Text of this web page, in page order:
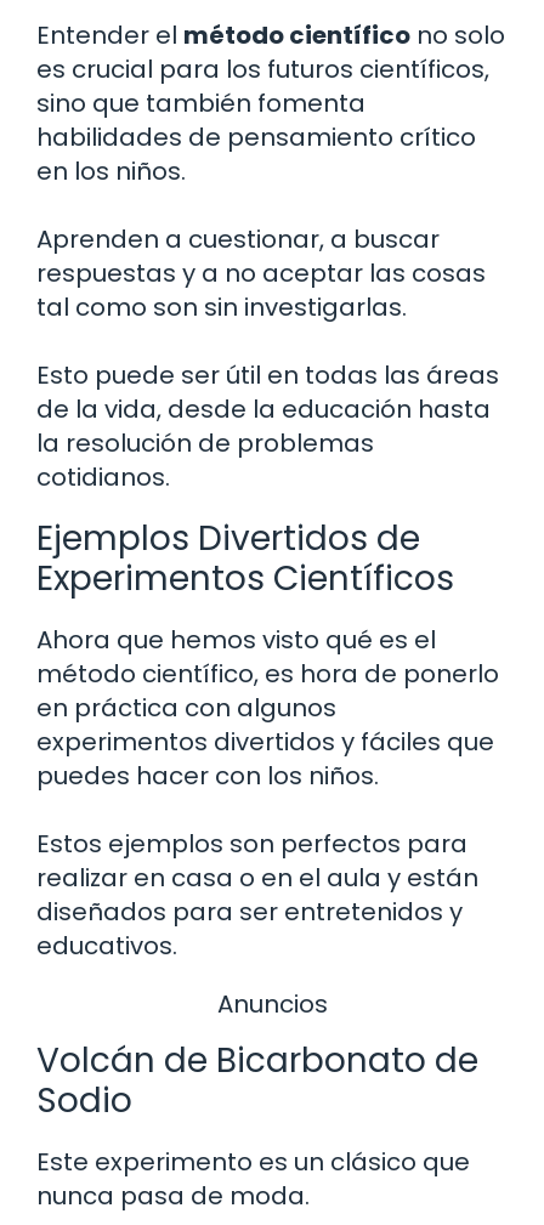
Entender el método científico no solo
es crucial para los futuros científicos,
sino que también fomenta
habilidades de pensamiento crítico
en los niños.
Aprenden a cuestionar, a buscar
respuestas y a no aceptar las cosas
tal como son sin investigarlas.
Esto puede ser útil en todas las áreas
de la vida, desde la educación hasta
la resolución de problemas
cotidianos.
Ejemplos Divertidos de
Experimentos Científicos
Ahora que hemos visto qué es el
método científico, es hora de ponerlo
en práctica con algunos
experimentos divertidos y fáciles que
puedes hacer con los niños.
Estos ejemplos son perfectos para
realizar en casa o en el aula y están
diseñados para ser entretenidos y
educativos.
Anuncios
Volcán de Bicarbonato de
Sodio
Este experimento es un clásico que
nunca pasa de moda.